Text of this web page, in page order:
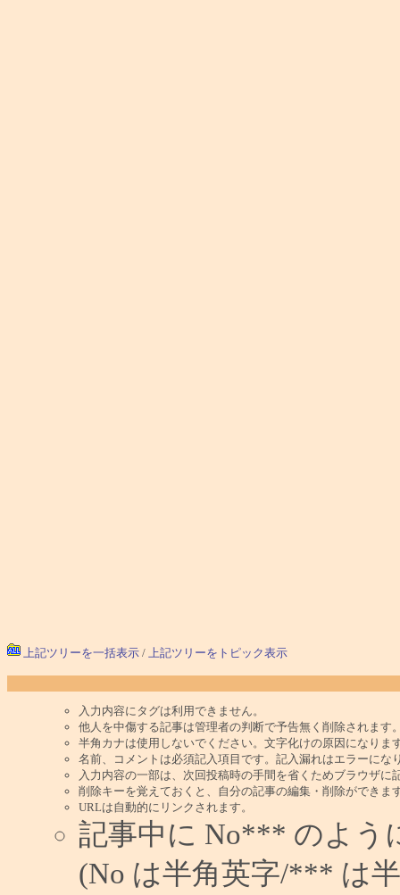
上記ツリーを一括表示 / 上記ツリーをトピック表示
入力内容にタグは利用できません。
他人を中傷する記事は管理者の判断で予告無く削除されます
半角カナは使用しないでください。文字化けの原因になりま
名前、コメントは必須記入項目です。記入漏れはエラーにな
入力内容の一部は、次回投稿時の手間を省くためブラウザに
削除キーを覚えておくと、自分の記事の編集・削除ができま
URLは自動的にリンクされます。
記事中に No*** のよう
(No は半角英字/*** は